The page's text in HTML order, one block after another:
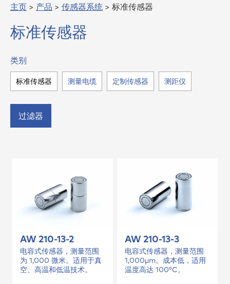
主页 > 产品 > 传感器系统 > 标准传感器
标准传感器
类别
标准传感器 测量电缆 定制传感器 测距仪
过滤器
AW 210-13-2
电容式传感器，测量范围
为 1,000 微米。适用于真
空、高温和低温技术。
AW 210-13-3
电容式传感器，测量范围
1,000µm。成本低，适用
温度高达 100°C。